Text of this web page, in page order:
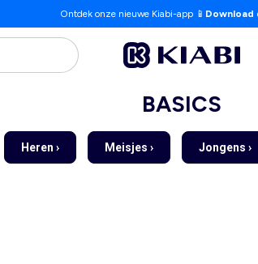
Ontdek onze nieuwe Kiabi-app 📱 Download
BASICS
Heren › Meisjes › Jongens ›